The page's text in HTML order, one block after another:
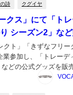
詩 クグイヤ
クス」にて「ト
シーズン2」な
クト」「きずなフリー
参加し、「トレーデ
どの公式グッズを販
ボ「レアキャラをね